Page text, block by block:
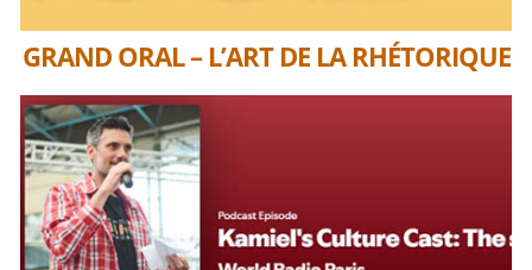
GRAND ORAL – L’ART DE LA RHÉTORIQUE